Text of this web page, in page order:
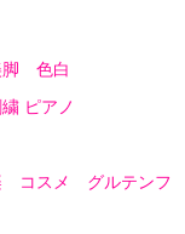
色白
ピアノ
コスメ グルテンフ